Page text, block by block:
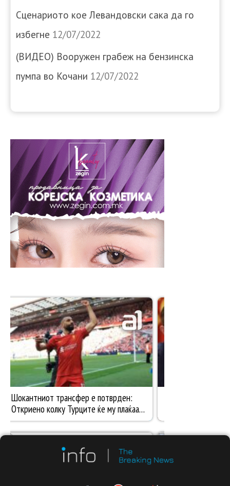
Сценариото кое Левандовски сака да го
избегне 12/07/2022
(ВИДЕО) Вооружен грабеж на бензинска
пумпа во Кочани 12/07/2022